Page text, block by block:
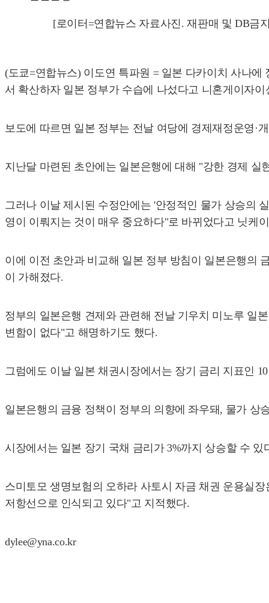
[로이터=연합뉴스 자료사진. 재판매 및 DB금
(도쿄=연합뉴스) 이도연 특파원 = 일본 다카이치 사나
서 확산하자 일본 정부가 수습에 나섰다고 니혼게이자
보도에 따르면 일본 정부는 전날 여당에 경제재정운영·
지난달 마련된 초안에는 일본은행에 대해 "강한 경제
그러나 이날 제시된 수정안에는 '안정적인 물가 상승의
영이 이뤄지는 것이 매우 중요하다"로 바뀌었다고 닛케
이에 이전 초안과 비교해 일본 정부 방침이 일본은행의
이 가해졌다.
정부의 일본은행 견제와 관련해 전날 기우치 미노루 일
변함이 없다"고 해명하기도 했다.
그럼에도 이날 일본 채권시장에서는 장기 금리 지표인
일본은행의 금융 정책이 정부의 의향에 좌우돼, 물가 상
시장에서는 일본 장기 국채 금리가 3%까지 상승할 수 있
스미토모 생명보험의 오하라 사토시 자금 채권 운용실
저항선으로 인식되고 있다"고 지적했다.
dylee@yna.co.kr